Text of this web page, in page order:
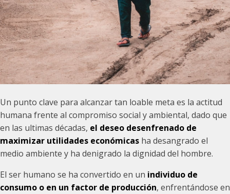
Un punto clave para alcanzar tan loable meta es la actitud
humana frente al compromiso social y ambiental, dado que
en las ultimas décadas, el deseo desenfrenado de
maximizar utilidades económicas ha desangrado el
medio ambiente y ha denigrado la dignidad del hombre.
El ser humano se ha convertido en un individuo de
consumo o en un factor de producción, enfrentándose en